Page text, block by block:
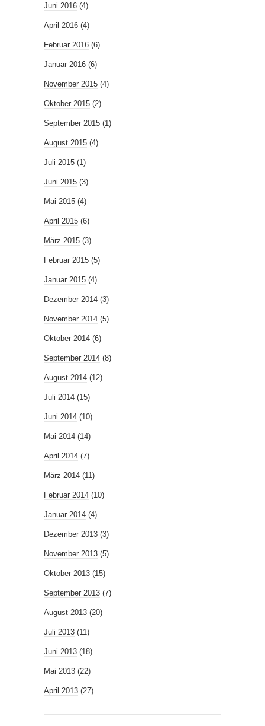
Juni 2016 (4)
April 2016 (4)
Februar 2016 (6)
Januar 2016 (6)
November 2015 (4)
Oktober 2015 (2)
September 2015 (1)
August 2015 (4)
Juli 2015 (1)
Juni 2015 (3)
Mai 2015 (4)
April 2015 (6)
März 2015 (3)
Februar 2015 (5)
Januar 2015 (4)
Dezember 2014 (3)
November 2014 (5)
Oktober 2014 (6)
September 2014 (8)
August 2014 (12)
Juli 2014 (15)
Juni 2014 (10)
Mai 2014 (14)
April 2014 (7)
März 2014 (11)
Februar 2014 (10)
Januar 2014 (4)
Dezember 2013 (3)
November 2013 (5)
Oktober 2013 (15)
September 2013 (7)
August 2013 (20)
Juli 2013 (11)
Juni 2013 (18)
Mai 2013 (22)
April 2013 (27)